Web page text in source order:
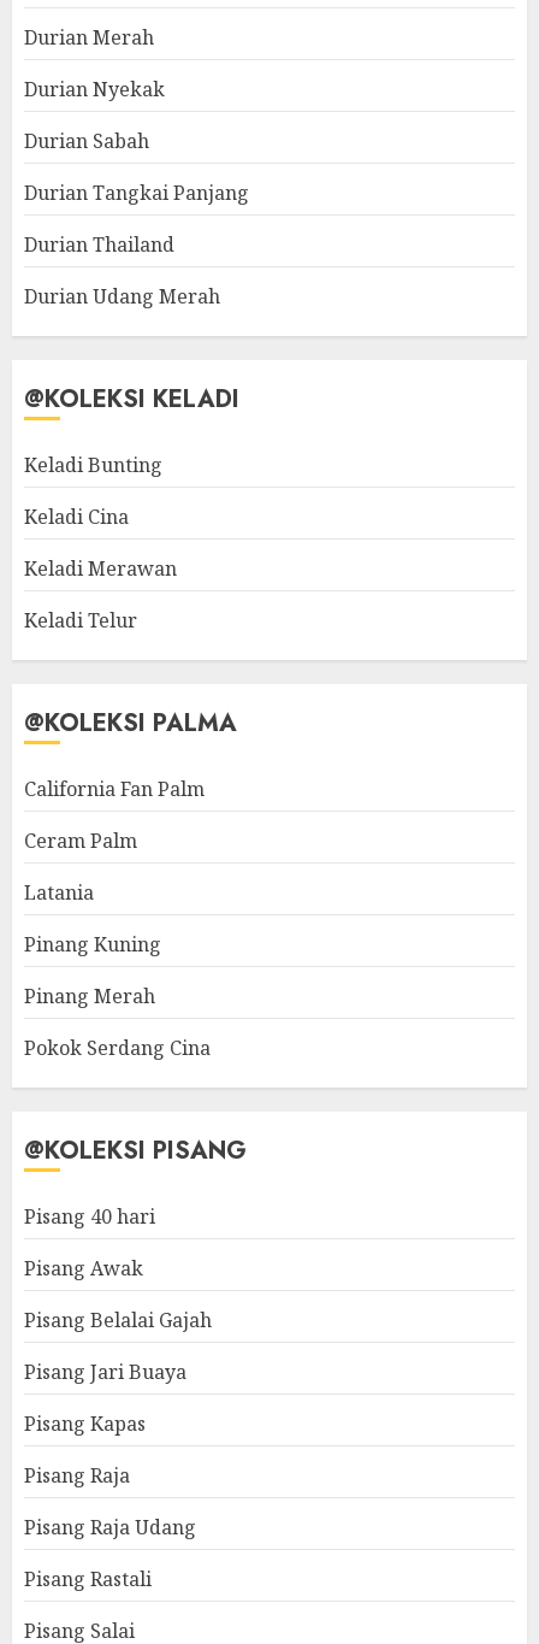
Durian Merah
Durian Nyekak
Durian Sabah
Durian Tangkai Panjang
Durian Thailand
Durian Udang Merah
@KOLEKSI KELADI
Keladi Bunting
Keladi Cina
Keladi Merawan
Keladi Telur
@KOLEKSI PALMA
California Fan Palm
Ceram Palm
Latania
Pinang Kuning
Pinang Merah
Pokok Serdang Cina
@KOLEKSI PISANG
Pisang 40 hari
Pisang Awak
Pisang Belalai Gajah
Pisang Jari Buaya
Pisang Kapas
Pisang Raja
Pisang Raja Udang
Pisang Rastali
Pisang Salai